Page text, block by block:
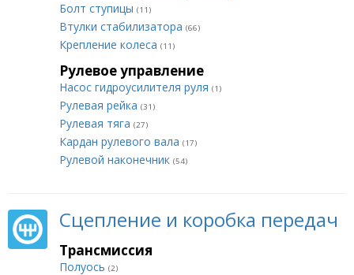
Болт ступицы (11)
Втулки стабилизатора (66)
Крепление колеса (11)
Рулевое управление
Насос гидроусилителя руля (1)
Рулевая рейка (31)
Рулевая тяга (27)
Кардан рулевого вала (17)
Рулевой наконечник (54)
Сцепление и коробка передач
Трансмиссия
Полуось (2)